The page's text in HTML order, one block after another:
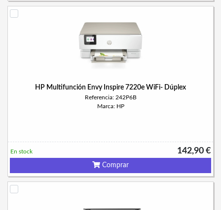
HP Multifunción Envy Inspire 7220e WiFi- Dúplex
Referencia: 242P6B
Marca: HP
142,90 €
En stock
Comprar